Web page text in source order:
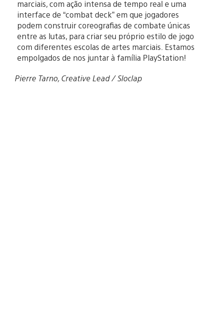
marciais, com ação intensa de tempo real e uma
interface de “combat deck” em que jogadores
podem construir coreografias de combate únicas
entre as lutas, para criar seu próprio estilo de jogo
com diferentes escolas de artes marciais. Estamos
empolgados de nos juntar à família PlayStation!
Pierre Tarno, Creative Lead / Sloclap